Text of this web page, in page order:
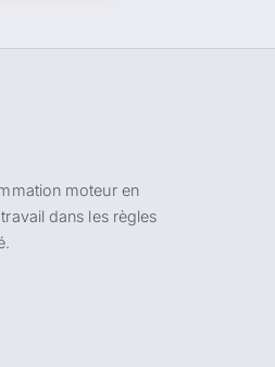
moteur en
dans les règles